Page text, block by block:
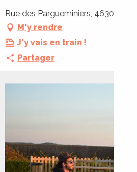
Rue des Pargueminiers, 46300
M'y rendre
J'y vais en train !
Partager